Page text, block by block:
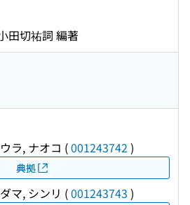
田切祐詞 編著
ラ, ナオコ (001243742 )
典拠
マ, シンリ (001243743 )